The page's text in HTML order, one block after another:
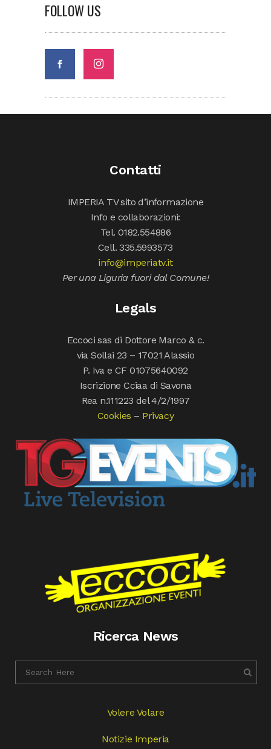
FOLLOW US
Contatti
IMPERIA TV sito d’informazione
Info e collaborazioni:
Tel. 0182.554886
Cell. 335.5993573
info@imperiatv.it
Per una Liguria fuori dal Comune!
Legals
Eccoci sas di Dottore Marco & c.
via Sollai 23 – 17021 Alassio
P. Iva e CF 01075640092
Iscrizione Cciaa di Savona
Rea n.111223 del 4/2/1997
Cookies – Privacy
Ricerca News
Volere Volare
Notizie Imperia